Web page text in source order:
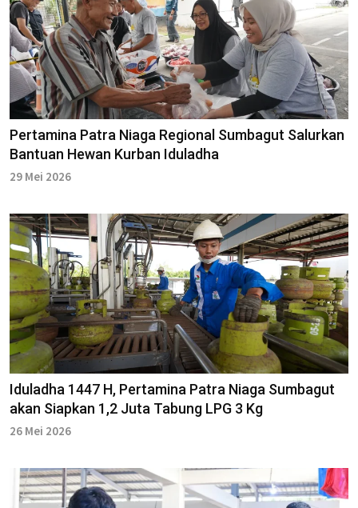
Pertamina Patra Niaga Regional Sumbagut Salurkan
Bantuan Hewan Kurban Iduladha
29 Mei 2026
Iduladha 1447 H, Pertamina Patra Niaga Sumbagut
akan Siapkan 1,2 Juta Tabung LPG 3 Kg
26 Mei 2026